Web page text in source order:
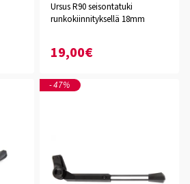
Ursus R90 seisontatuki
runkokiinnityksellä 18mm
19,00€
-47%